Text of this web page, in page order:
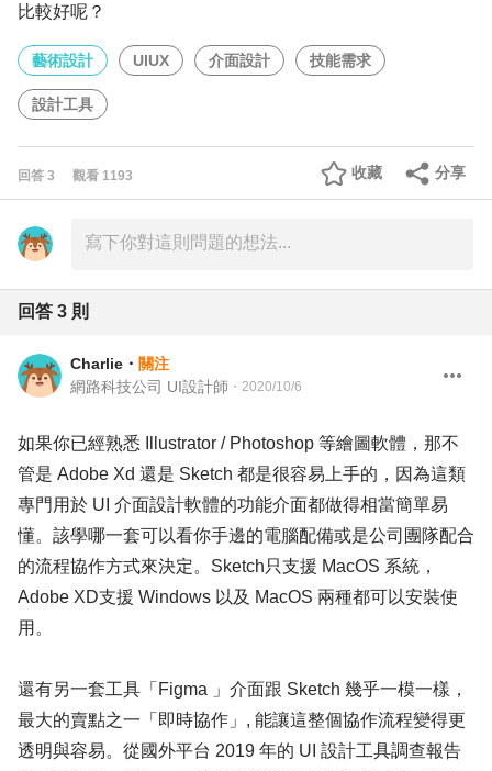
比較好呢？
藝術設計 UIUX 介面設計 技能需求
設計工具
回答 3 觀看 1193 分享
收藏
回答 3 則
Charlie ・ 關注
網路科技公司 UI設計師 ・ 2020/10/6
如果你已經熟悉 Illustrator / Photoshop 等繪圖軟體，那不
管是 Adobe Xd 還是 Sketch 都是很容易上手的，因為這類
專門用於 UI 介面設計軟體的功能介面都做得相當簡單易
懂。該學哪一套可以看你手邊的電腦配備或是公司團隊配合
的流程協作方式來決定。Sketch只支援 MacOS 系統，
Adobe XD支援 Windows 以及 MacOS 兩種都可以安裝使
用。
還有另一套工具「Figma 」介面跟 Sketch 幾乎一模一樣，
最大的賣點之一「即時協作」, 能讓這整個協作流程變得更
透明與容易。從國外平台 2019 年的 UI 設計工具調查報告